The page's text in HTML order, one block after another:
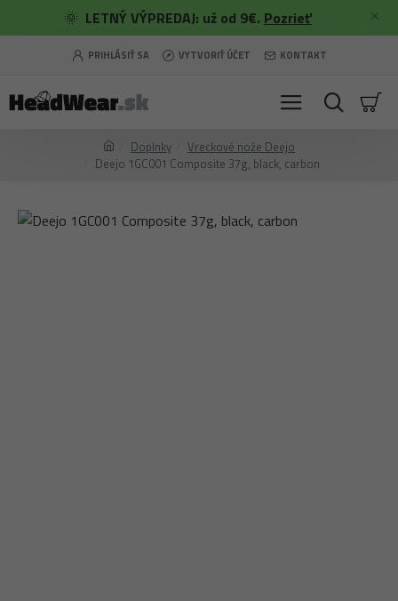
🌞 LETNÝ VÝPREDAJ: už od 9€. Pozrieť
PRIHLÁSIŤ SA VYTVORIŤ ÚČET KONTAKT
Doplnky
Vreckové nože Deejo
Deejo 1GC001 Composite 37g, black, carbon